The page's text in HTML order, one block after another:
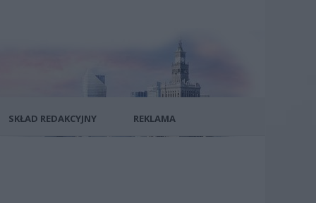
SKŁAD REDAKCYJNY REKLAMA